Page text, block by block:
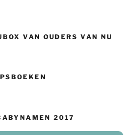
VAN OUDERS VAN NU
2017